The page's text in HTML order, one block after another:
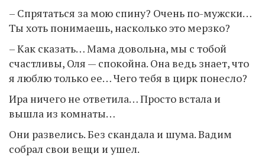
– Спрятаться за мою спину? Очень по-мужски…
Ты хоть понимаешь, насколько это мерзко?
– Как сказать… Мама довольна, мы с тобой
счастливы, Оля — спокойна. Она ведь знает, что
я люблю только ее… Чего тебя в цирк понесло?
Ира ничего не ответила… Просто встала и
вышла из комнаты…
Они развелись. Без скандала и шума. Вадим
собрал свои вещи и ушел.